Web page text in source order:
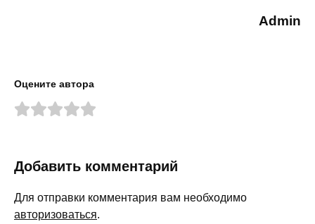
Admin
Оцените автора
Добавить комментарий
Для отправки комментария вам необходимо
авторизоваться.